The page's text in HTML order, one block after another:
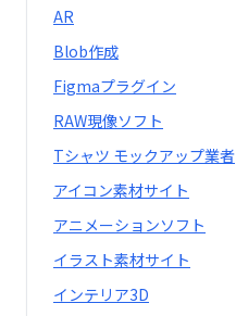
AR
Blob作成
Figmaプラグイン
RAW現像ソフト
Tシャツ モックアップ業者
アイコン素材サイト
アニメーションソフト
イラスト素材サイト
インテリア3D